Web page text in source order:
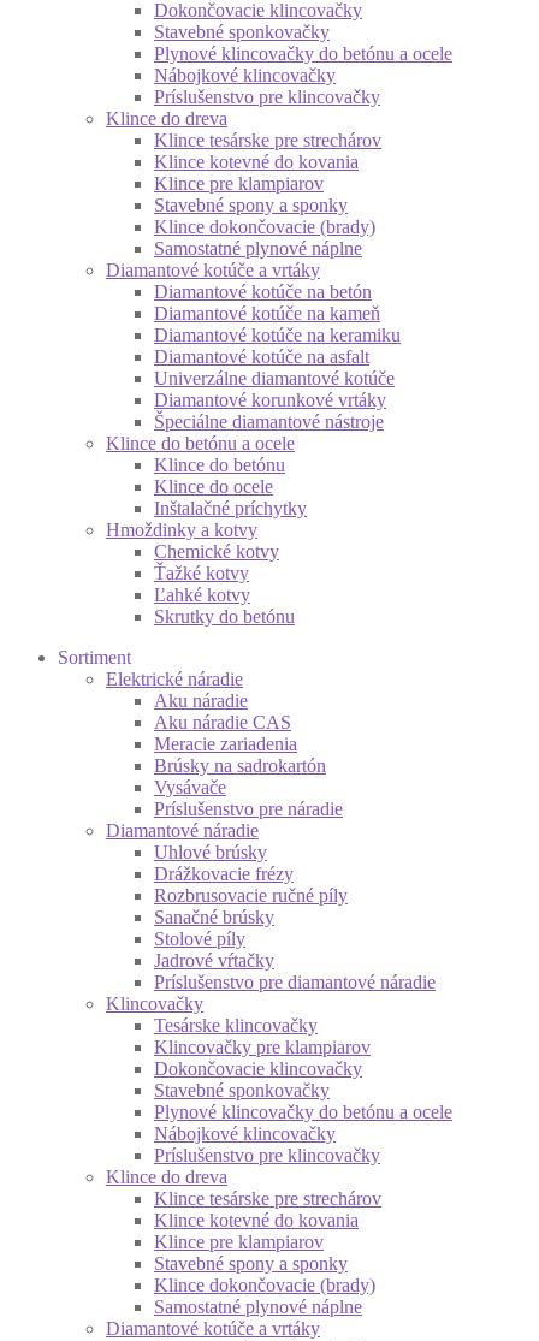
Dokončovacie klincovačky
Stavebné sponkovačky
Plynové klincovačky do betónu a ocele
Nábojkové klincovačky
Príslušenstvo pre klincovačky
Klince do dreva
Klince tesárske pre strechárov
Klince kotevné do kovania
Klince pre klampiarov
Stavebné spony a sponky
Klince dokončovacie (brady)
Samostatné plynové náplne
Diamantové kotúče a vrtáky
Diamantové kotúče na betón
Diamantové kotúče na kameň
Diamantové kotúče na keramiku
Diamantové kotúče na asfalt
Univerzálne diamantové kotúče
Diamantové korunkové vrtáky
Špeciálne diamantové nástroje
Klince do betónu a ocele
Klince do betónu
Klince do ocele
Inštalačné príchytky
Hmoždinky a kotvy
Chemické kotvy
Ťažké kotvy
Ľahké kotvy
Skrutky do betónu
Sortiment
Elektrické náradie
Aku náradie
Aku náradie CAS
Meracie zariadenia
Brúsky na sadrokartón
Vysávače
Príslušenstvo pre náradie
Diamantové náradie
Uhlové brúsky
Drážkovacie frézy
Rozbrusovacie ručné píly
Sanačné brúsky
Stolové píly
Jadrové vŕtačky
Príslušenstvo pre diamantové náradie
Klincovačky
Tesárske klincovačky
Klincovačky pre klampiarov
Dokončovacie klincovačky
Stavebné sponkovačky
Plynové klincovačky do betónu a ocele
Nábojkové klincovačky
Príslušenstvo pre klincovačky
Klince do dreva
Klince tesárske pre strechárov
Klince kotevné do kovania
Klince pre klampiarov
Stavebné spony a sponky
Klince dokončovacie (brady)
Samostatné plynové náplne
Diamantové kotúče a vrtáky